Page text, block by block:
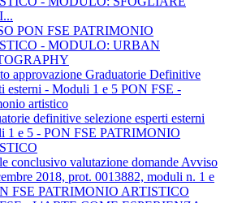
PON FSE PATRIMONIO
- MODULO: URBAN
approvazione Graduatorie Definitive
esterni - Moduli 1 e 5 PON FSE -
artistico
definitive selezione esperti esterni
1 e 5 - PON FSE PATRIMONIO
conclusivo valutazione domande Avviso
2018, prot. 0013882, moduli n. 1 e
FSE PATRIMONIO ARTISTICO